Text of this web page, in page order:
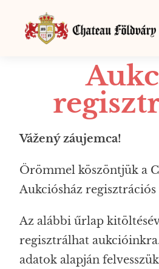
Vážený záujemca!
Örömmel köszöntjük a
Aukciósház
Az alábbi űrlap
regisztrálhat
adatok alapján